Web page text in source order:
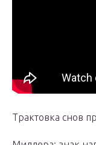
Трактовка снов